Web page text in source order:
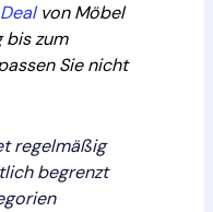
Dealvon Möbel
bis zum
Sie nicht
regelmäßig
begrenzt